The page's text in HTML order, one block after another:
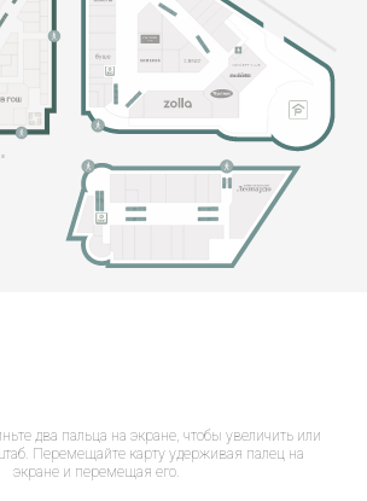
два пальца на экране, чтобы увеличить или
Перемещайте карту удерживая палец на
экране и перемещая его.